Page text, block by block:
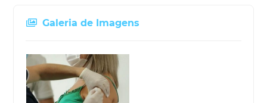
Galeria de Imagens